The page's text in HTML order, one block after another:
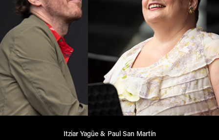
Itziar Yagüe & Paul San Martín